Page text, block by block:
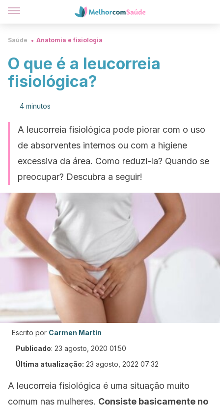
Saúde Anatomia e fisiologia
O que é a leucorreia
fisiológica?
4 minutos
A leucorreia fisiológica pode piorar com o uso
de absorventes internos ou com a higiene
excessiva da área. Como reduzi-la? Quando se
preocupar? Descubra a seguir!
Escrito por Carmen Martín
Publicado: 23 agosto, 2020 01:50
Última atualização: 23 agosto, 2022 07:32
A leucorreia fisiológica é uma situação muito
comum nas mulheres. Consiste basicamente no